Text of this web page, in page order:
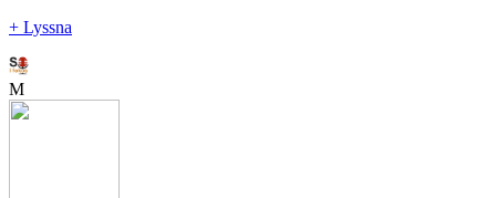
+ Lyssna
M